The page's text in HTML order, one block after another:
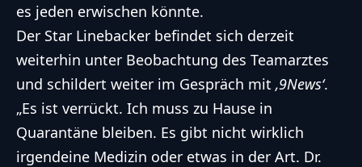
es jeden erwischen könnte.
Der Star Linebacker befindet sich derzeit
weiterhin unter Beobachtung des Teamarztes
und schildert weiter im Gespräch mit ‚9News‘.
„Es ist verrückt. Ich muss zu Hause in
Quarantäne bleiben. Es gibt nicht wirklich
irgendeine Medizin oder etwas in der Art. Dr.